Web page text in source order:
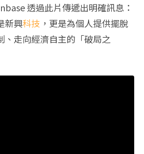
透過此片傳遞出明確訊息：
新興科技 ，更是為個人提供擺脫
、走向經濟自主的「破局之